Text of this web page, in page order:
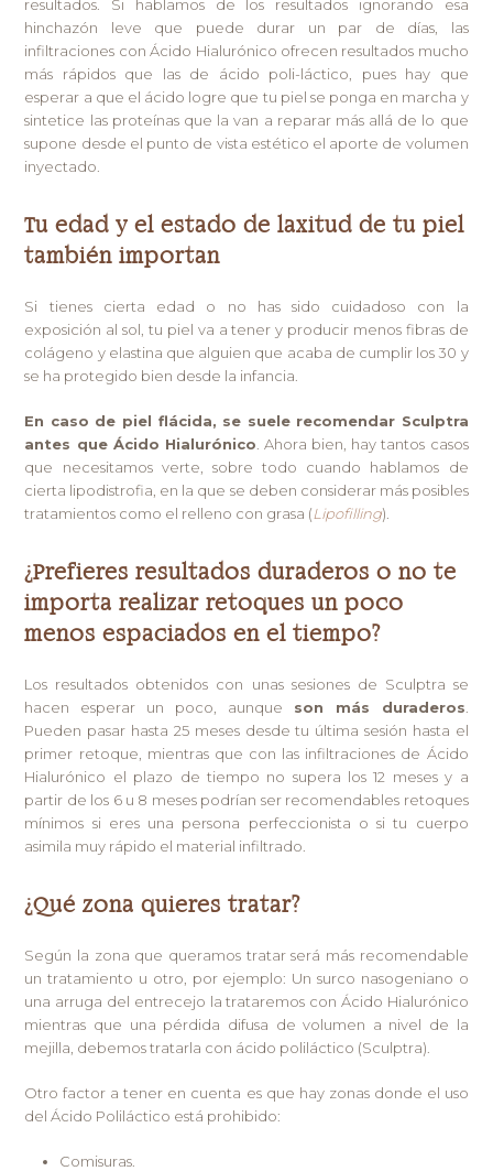
resultados. Si hablamos de los resultados ignorando esa
hinchazón leve que puede durar un par de días, las
infiltraciones con Ácido Hialurónico ofrecen resultados mucho
más rápidos que las de ácido poli-láctico, pues hay que
esperar a que el ácido logre que tu piel se ponga en marcha y
sintetice las proteínas que la van a reparar más allá de lo que
supone desde el punto de vista estético el aporte de volumen
inyectado.
Tu edad y el estado de laxitud de tu piel
también importan
Si tienes cierta edad o no has sido cuidadoso con la
exposición al sol, tu piel va a tener y producir menos fibras de
colágeno y elastina que alguien que acaba de cumplir los 30 y
se ha protegido bien desde la infancia.
En caso de piel flácida, se suele recomendar Sculptra
antes que Ácido Hialurónico . Ahora bien, hay tantos casos
que necesitamos verte, sobre todo cuando hablamos de
cierta lipodistrofia, en la que se deben considerar más posibles
tratamientos como el relleno con grasa (Lipofilling).
¿Prefieres resultados duraderos o no te
importa realizar retoques un poco
menos espaciados en el tiempo?
Los resultados obtenidos con unas sesiones de Sculptra se
hacen esperar un poco, aunque son más duraderos
Pueden pasar hasta 25 meses desde tu última sesión hasta el
primer retoque, mientras que con las infiltraciones de Ácido
Hialurónico el plazo de tiempo no supera los 12 meses y a
partir de los 6 u 8 meses podrían ser recomendables retoques
mínimos si eres una persona perfeccionista o si tu cuerpo
asimila muy rápido el material infiltrado.
¿Qué zona quieres tratar?
Según la zona que queramos tratar será más recomendable
un tratamiento u otro, por ejemplo: Un surco nasogeniano o
una arruga del entrecejo la trataremos con Ácido Hialurónico
mientras que una pérdida difusa de volumen a nivel de la
mejilla, debemos tratarla con ácido poliláctico (Sculptra).
Otro factor a tener en cuenta es que hay zonas donde el uso
del Ácido Poliláctico está prohibido:
Comisuras.